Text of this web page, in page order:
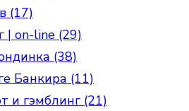
(17)
| on-line (29)
(38)
Банкира (11)
и гэмблинг (21)